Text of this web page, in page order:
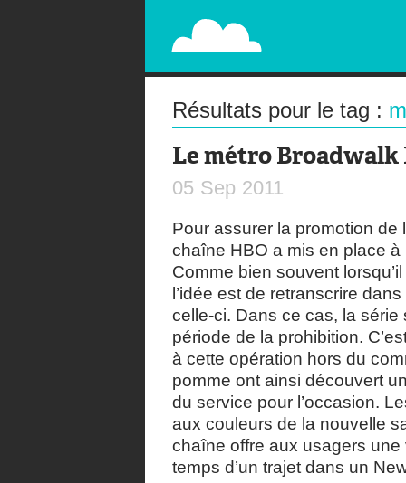
PAPERPLANE
STREET, AMBIENT, GUÉRILLA MARKETING
Résultats pour le tag :
Le métro Broadwalk
05 Sep 2011
Pour assurer la promotion
chaîne HBO a mis en place
Comme bien souvent
l’idée est de retranscrire
celle-ci. Dans ce cas, la
période de la prohibition.
à cette opération hors du
pomme ont ainsi découvert
du service pour l’occasion.
aux couleurs de la nouvelle
chaîne offre aux usagers
temps d’un trajet dans un